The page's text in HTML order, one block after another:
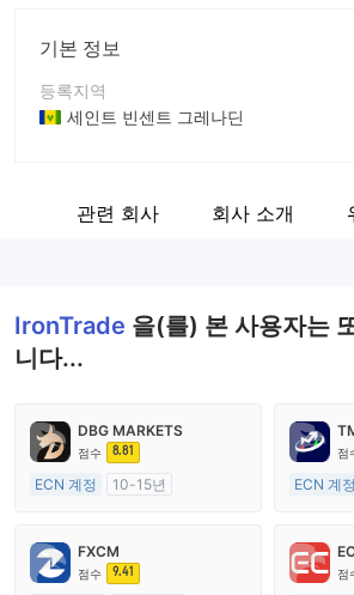
기본 정보
등록지역
세인트 빈센트 그레나딘
회사 전체 이름
관련 회사 회사 소개
IronTrade 을(를) 본 사용자는
니다...
DBG MARKETS
점수 8.81
ECN 계정
10-15년
외환 거래 라이선스 (MM)
마스터 레이블 MT4
점
ECN 계정
외환 거
마스터
FXCM
점수 9.41 점